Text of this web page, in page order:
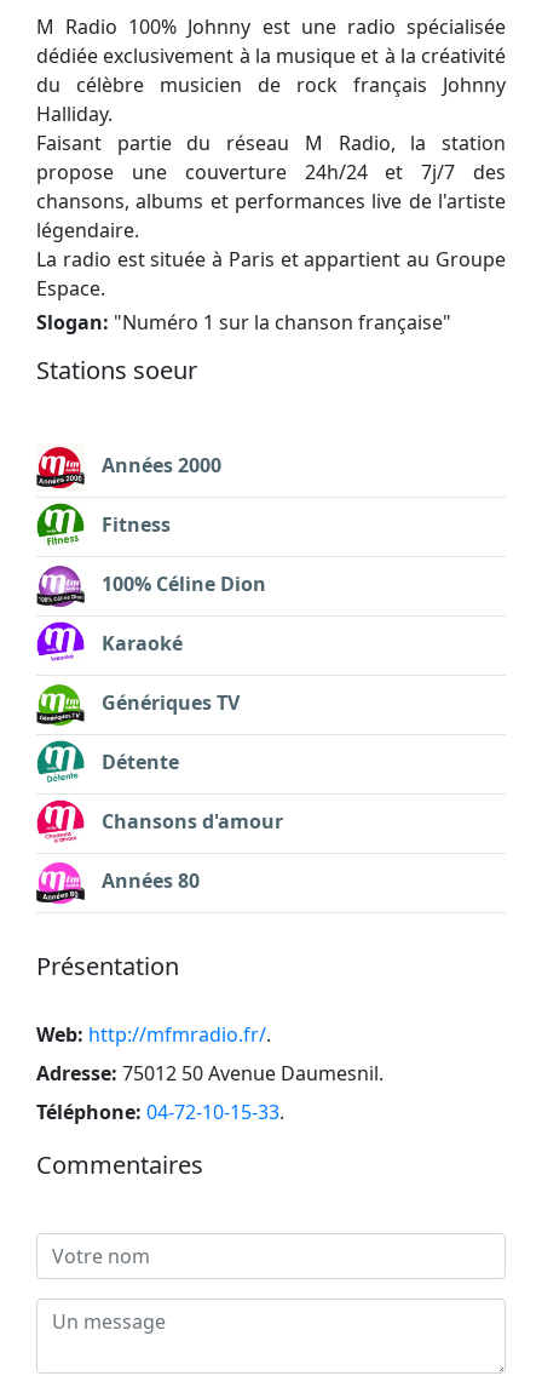
M Radio 100% Johnny est une radio spécialisée
dédiée exclusivement à la musique et à la créativité
du célèbre musicien de rock français Johnny
Halliday.
Faisant partie du réseau M Radio, la station
propose une couverture 24h/24 et 7j/7 des
chansons, albums et performances live de l'artiste
légendaire.
La radio est située à Paris et appartient au Groupe
Espace.
Slogan: "Numéro 1 sur la chanson française"
Stations soeur
Années 2000
Fitness
100% Céline Dion
Karaoké
Génériques TV
Détente
Chansons d'amour
Années 80
Présentation
Web: http://mfmradio.fr/.
Adresse: 75012 50 Avenue Daumesnil.
Téléphone: 04-72-10-15-33.
Commentaires